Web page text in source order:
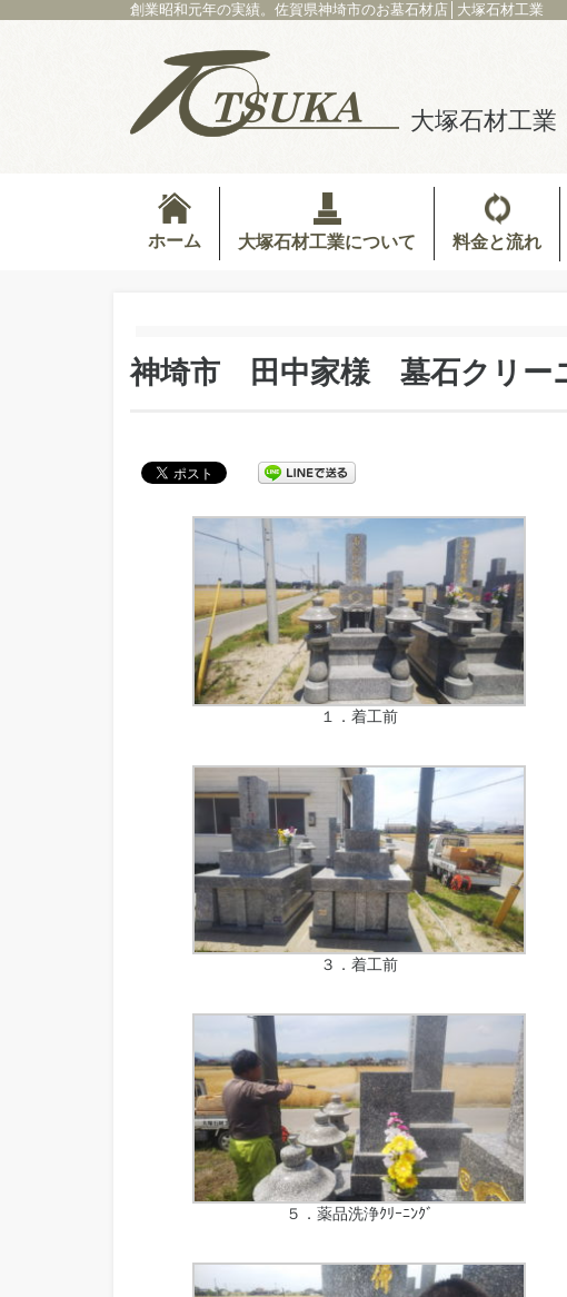
創業昭和元年の実績。佐賀県神埼市のお墓石材店│大塚石材工業
大塚石材工業
ホーム 大塚石材工業について 料金と流れ
神埼市 田中家様 墓石クリー
１．着工前
３．着工前
５．薬品洗浄ｸﾘｰﾆﾝｸﾞ